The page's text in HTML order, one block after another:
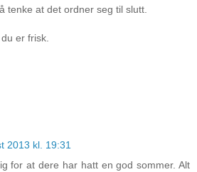
tenke at det ordner seg til slutt.
er frisk.
2013 kl. 19:31
for at dere har hatt en god sommer. Alt